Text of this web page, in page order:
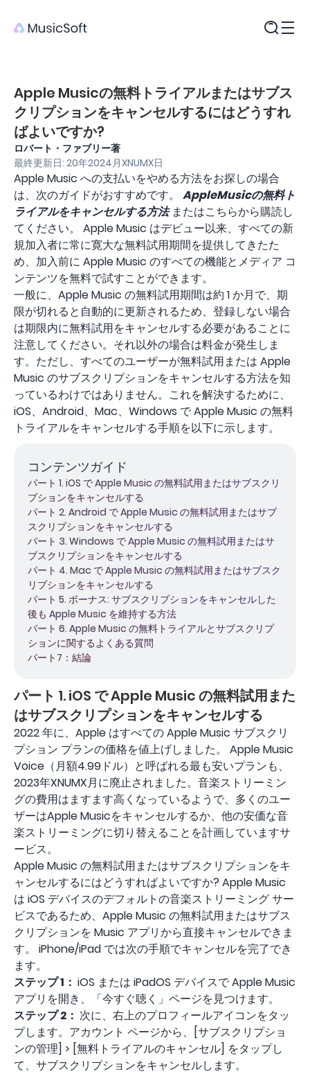
Apple Musicの無料トライアルまたはサブス
クリプションをキャンセルするにはどうすれ
ばよいですか?
ロバート・ファブリー著
最終更新日: 20年2024月XNUMX日
Apple Music への支払いをやめる方法をお探しの場合
は、次のガイドがおすすめです。 AppleMusicの無料ト
ライアルをキャンセルする方法またはこちらから購読し
てください。 Apple Music はデビュー以来、すべての新
規加入者に常に寛大な無料試用期間を提供してきたた
め、加入前に Apple Music のすべての機能とメディア コ
ンテンツを無料で試すことができます。
一般に、Apple Music の無料試用期間は約 1 か月で、期
限が切れると自動的に更新されるため、登録しない場合
は期限内に無料試用をキャンセルする必要があることに
注意してください。それ以外の場合は料金が発生しま
す。ただし、すべてのユーザーが無料試用または Apple
Music のサブスクリプションをキャンセルする方法を知
っているわけではありません。これを解決するために、
iOS、Android、Mac、Windows で Apple Music の無料
トライアルをキャンセルする手順を以下に示します。
コンテンツガイド
パート 1. iOS で Apple Music の無料試用またはサブスクリ
プションをキャンセルする
パート 2. Android で Apple Music の無料試用またはサブ
スクリプションをキャンセルする
パート 3. Windows で Apple Music の無料試用またはサ
ブスクリプションをキャンセルする
パート 4. Mac で Apple Music の無料試用またはサブスク
リプションをキャンセルする
パート 5. ボーナス: サブスクリプションをキャンセルした
後も Apple Music を維持する方法
パート 6. Apple Music の無料トライアルとサブスクリプ
ションに関するよくある質問
パート7：結論
パート 1. iOS で Apple Music の無料試用また
はサブスクリプションをキャンセルする
2022 年に、Apple はすべての Apple Music サブスクリ
プション プランの価格を値上げしました。 Apple Music
Voice（月額4.99ドル）と呼ばれる最も安いプランも、
2023年XNUMX月に廃止されました。音楽ストリーミン
グの費用はますます高くなっているようで、多くのユー
ザーはApple Musicをキャンセルするか、他の安価な音
楽ストリーミングに切り替えることを計画していますサ
ービス。
Apple Music の無料試用またはサブスクリプションをキ
ャンセルするにはどうすればよいですか? Apple Music
は iOS デバイスのデフォルトの音楽ストリーミング サー
ビスであるため、Apple Music の無料試用またはサブス
クリプションを Music アプリから直接キャンセルできま
す。 iPhone/iPad では次の手順でキャンセルを完了でき
ます。
ステップ 1： iOS または iPadOS デバイスで Apple Music
アプリを開き、「今すぐ聴く」ページを見つけます。
ステップ 2： 次に、右上のプロフィールアイコンをタッ
プします。アカウント ページから、[サブスクリプショ
ンの管理] > [無料トライアルのキャンセル] をタップし
て、サブスクリプションをキャンセルします。